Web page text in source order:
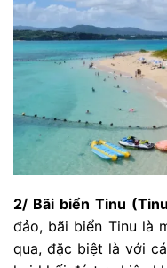
2/ Bãi biển Tinu
đảo, bãi biển Tinu là
qua, đặc biệt là với